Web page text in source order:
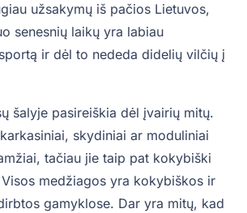
užsakymų iš pačios Lietuvos,
senesnių laikų yra labiau
ir dėl to nededa didelių vilčių į
šalyje pasireiškia dėl įvairių mitų.
skydiniai ar moduliniai
tačiau jie taip pat kokybiški
medžiagos yra kokybiškos ir
gamyklose. Dar yra mitų, kad